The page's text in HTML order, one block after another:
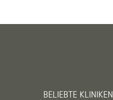
BELIEBTE KLINIKEN